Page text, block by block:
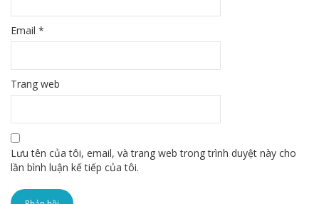
Email *
Trang web
Lưu tên của tôi, email, và trang web trong trình duyệt này cho
lần bình luận kế tiếp của tôi.